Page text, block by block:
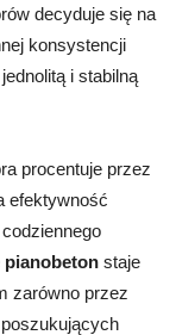
decyduje się na
konsystencji
i stabilną
procentuje przez
efektywność
pianobeton staje
zarówno przez